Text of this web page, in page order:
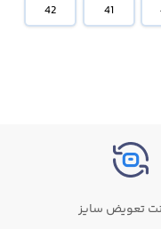
41
42
تعویض سایز